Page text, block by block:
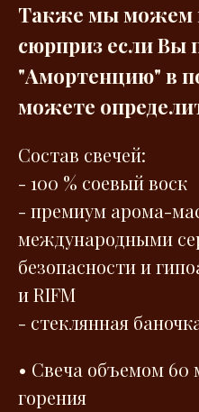
Также мы можем
сюрприз если Вы
"Амортенцию" в
можете
Состав свечей:
- 100 % соевый воск
- премиум арома-
международными
безопасности и
и RIFM
- стеклянная
• Свеча объемом 60
горения